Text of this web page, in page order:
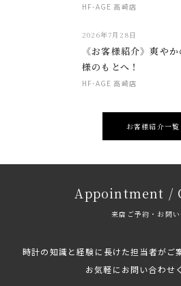
HF-AGE 高崎店
2026年7月28日
《お客様紹介》爽や
様のもとへ！
HF-AGE 高崎店
お客様紹介一覧
Appointment /
来店ご予約・お問
時計の知識と経験に長けた担当者がご
お気軽にお問い合わせ